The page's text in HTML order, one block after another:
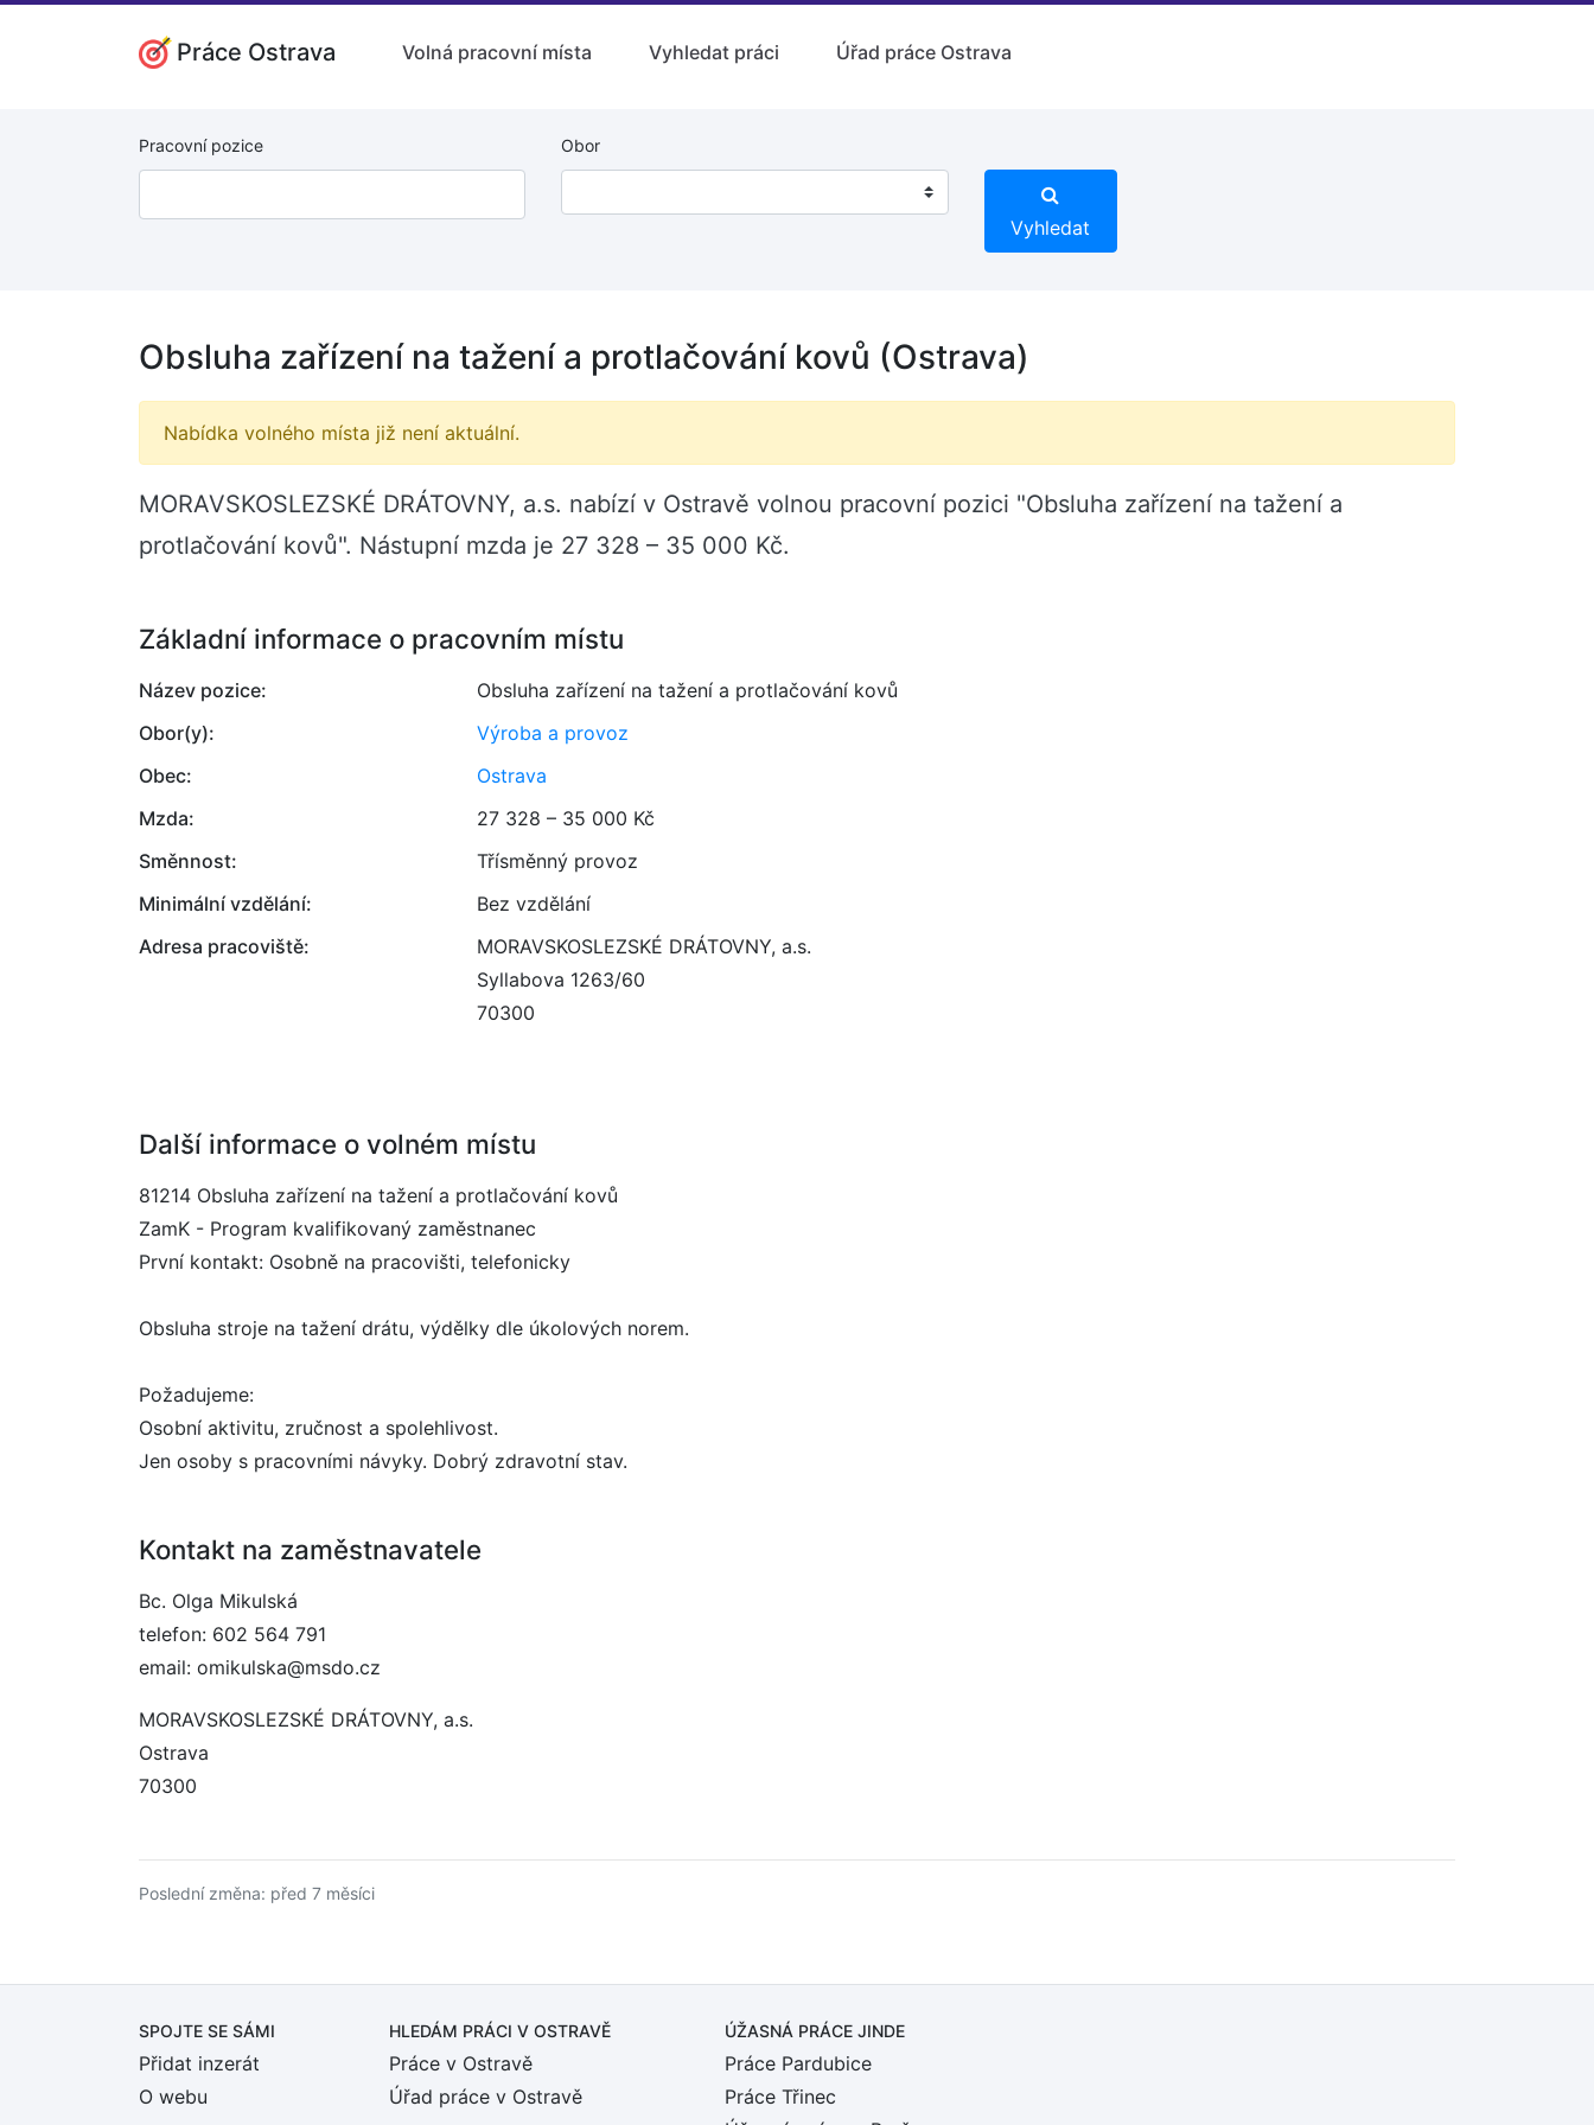
Práce Ostrava Volná pracovní místa Vyhledat práci Úřad práce Ostrava
Pracovní pozice Obor
Vyhledat
Obsluha zařízení na tažení a protlačování kovů (Ostrava)
Nabídka volného místa již není aktuální.
MORAVSKOSLEZSKÉ DRÁTOVNY, a.s. nabízí v Ostravě volnou pracovní pozici "Obsluha zařízení na tažení a
protlačování kovů". Nástupní mzda je 27 328 – 35 000 Kč.
Základní informace o pracovním místu
Název pozice:
Obsluha zařízení na tažení a protlačování kovů
Obor(y):
Výroba a provoz
Obec:
Ostrava
Mzda:
27 328 – 35 000 Kč
Směnnost:
Třísměnný provoz
Minimální vzdělání:
Bez vzdělání
Adresa pracoviště:
MORAVSKOSLEZSKÉ DRÁTOVNY, a.s.
Syllabova 1263/60
70300
Další informace o volném místu
81214 Obsluha zařízení na tažení a protlačování kovů
ZamK - Program kvalifikovaný zaměstnanec
První kontakt: Osobně na pracovišti, telefonicky
Obsluha stroje na tažení drátu, výdělky dle úkolových norem.
Požadujeme:
Osobní aktivitu, zručnost a spolehlivost.
Jen osoby s pracovními návyky. Dobrý zdravotní stav.
Kontakt na zaměstnavatele
Bc. Olga Mikulská
telefon: 602 564 791
email: omikulska@msdo.cz
MORAVSKOSLEZSKÉ DRÁTOVNY, a.s.
Ostrava
70300
Poslední změna: před 7 měsíci
SPOJTE SE SÁMI
Přidat inzerát
O webu
HLEDÁM PRÁCI V OSTRAVĚ
Práce v Ostravě
Úřad práce v Ostravě
ÚŽASNÁ PRÁCE JINDE
Práce Pardubice
Práce Třinec